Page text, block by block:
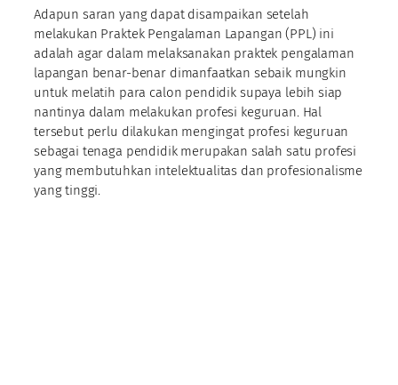
Adapun saran yang dapat disampaikan setelah
melakukan Praktek Pengalaman Lapangan (PPL) ini
adalah agar dalam melaksanakan praktek pengalaman
lapangan benar-benar dimanfaatkan sebaik mungkin
untuk melatih para calon pendidik supaya lebih siap
nantinya dalam melakukan profesi keguruan. Hal
tersebut perlu dilakukan mengingat profesi keguruan
sebagai tenaga pendidik merupakan salah satu profesi
yang membutuhkan intelektualitas dan profesionalisme
yang tinggi.